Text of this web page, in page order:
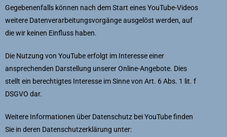
Gegebenenfalls können nach dem Start eines YouTube-Videos
weitere Datenverarbeitungsvorgänge ausgelöst werden, auf
die wir keinen Einfluss haben.
Die Nutzung von YouTube erfolgt im Interesse einer
ansprechenden Darstellung unserer Online-Angebote. Dies
stellt ein berechtigtes Interesse im Sinne von Art. 6 Abs. 1 lit. f
DSGVO dar.
Weitere Informationen über Datenschutz bei YouTube finden
Sie in deren Datenschutzerklärung unter: